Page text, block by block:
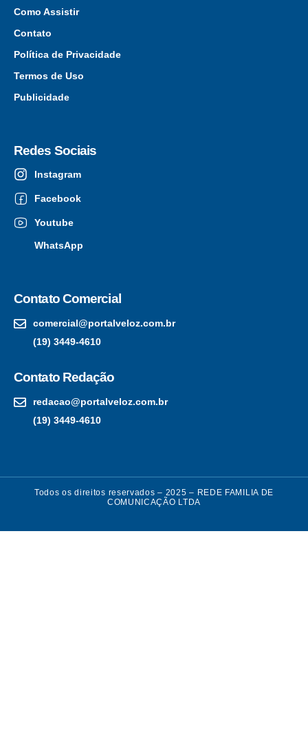
Como Assistir
Contato
Política de Privacidade
Termos de Uso
Publicidade
Redes Sociais
Instagram
Facebook
Youtube
WhatsApp
Contato Comercial
comercial@portalveloz.com.br
(19) 3449-4610
Contato Redação
redacao@portalveloz.com.br
(19) 3449-4610
Todos os direitos reservados – 2025 – REDE FAMILIA DE
COMUNICAÇÃO LTDA